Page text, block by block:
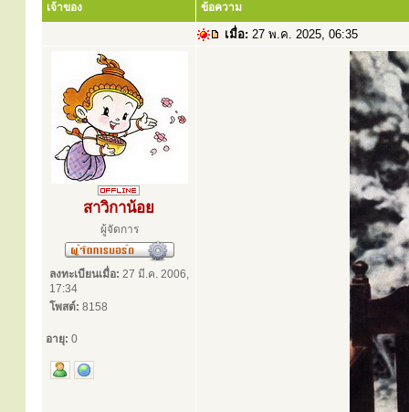
เจ้าของ ข้อความ
เมื่อ: 27 พ.ค. 2025, 06:35
สาวิกาน้อย
ผู้จัดการ
ลงทะเบียนเมื่อ: 27 มี.ค. 2006,
17:34
โพสต์: 8158
อายุ: 0